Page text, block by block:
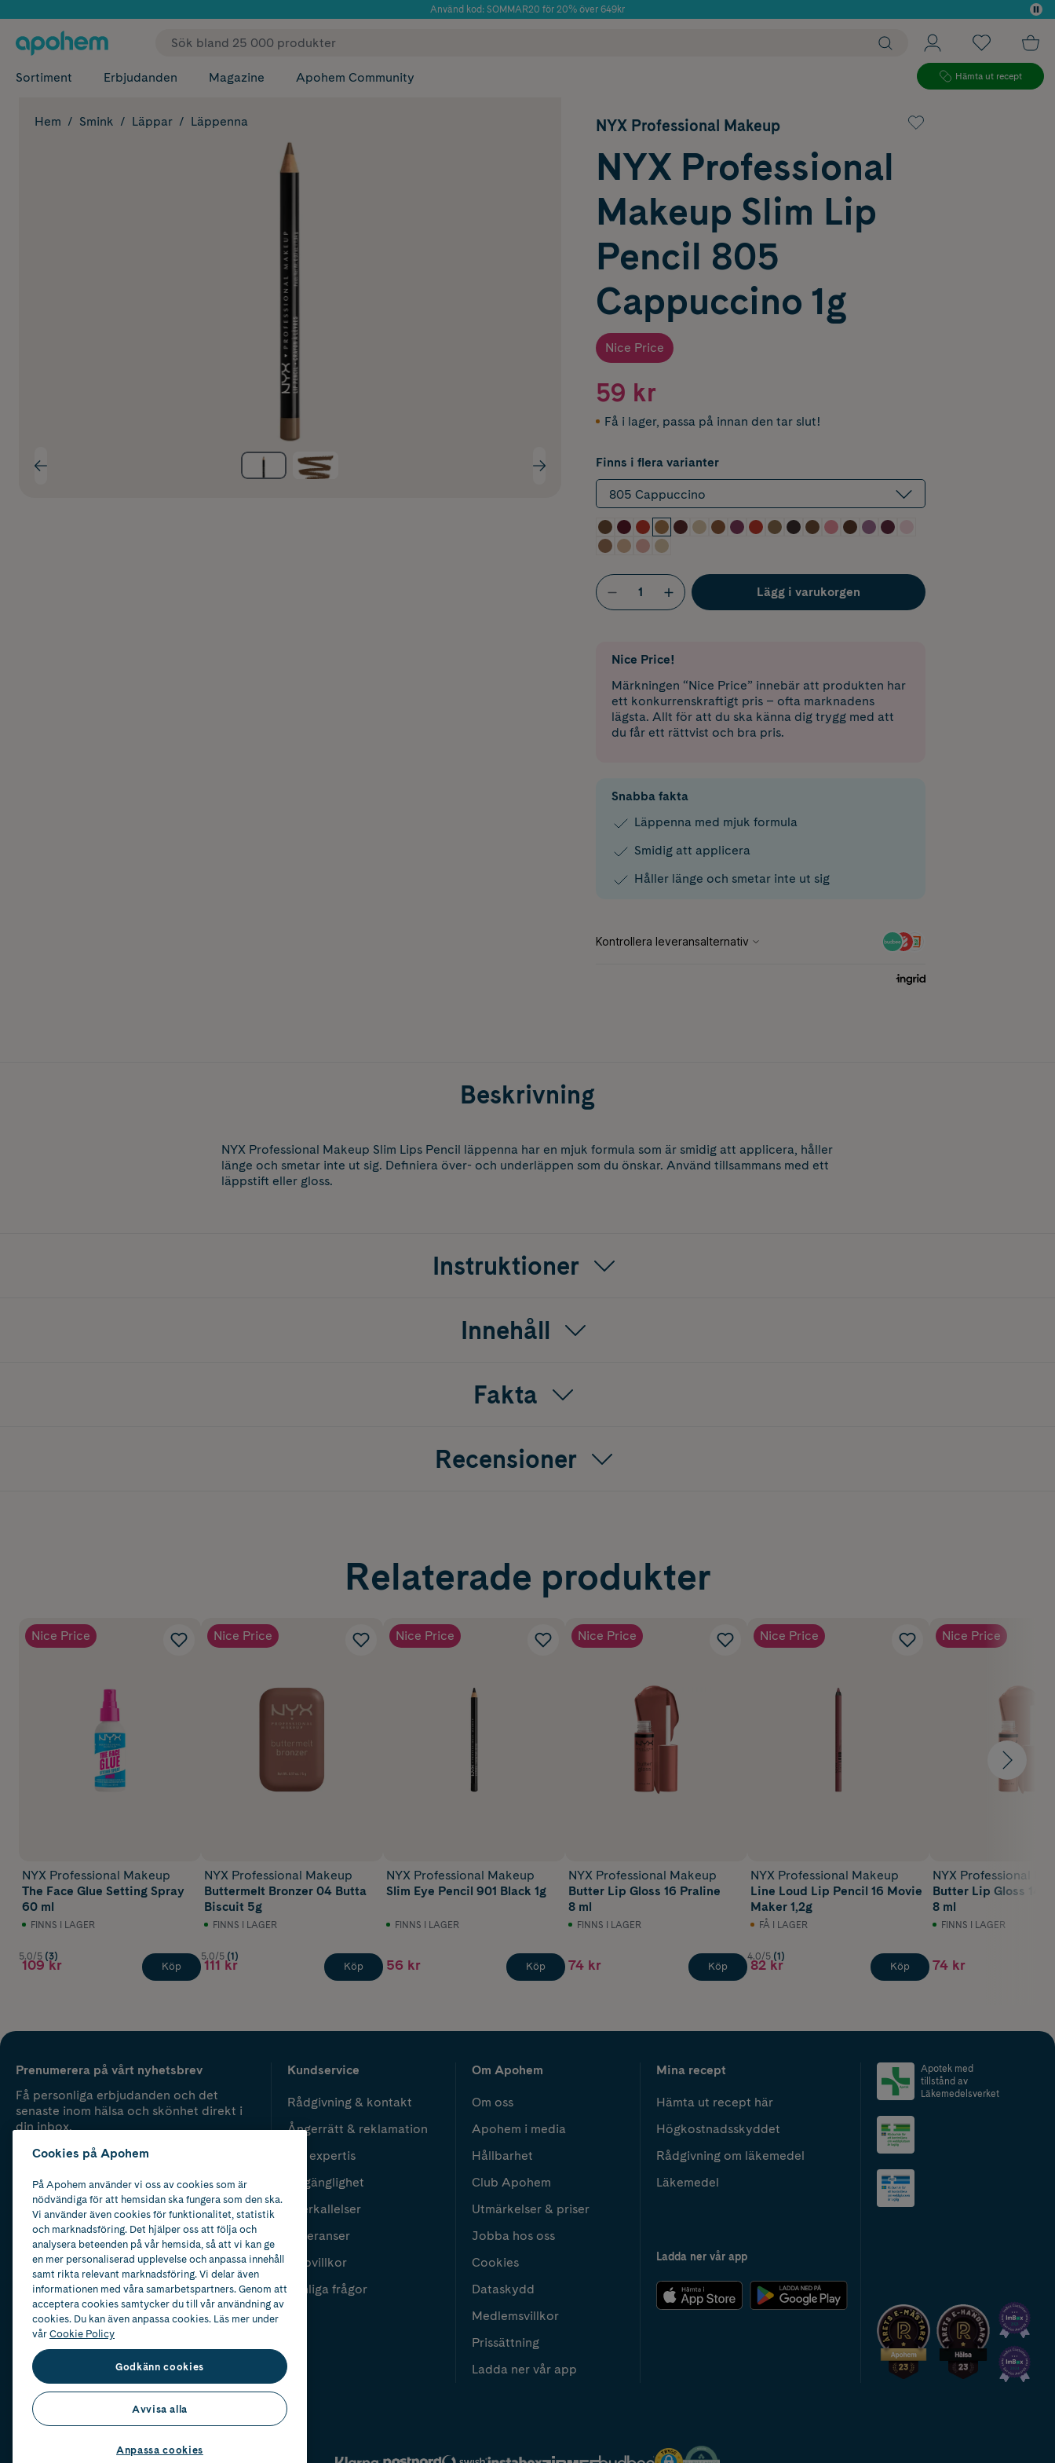
Använd kod: SOMMAR20 för 20% över 649kr
✓ Fri frakt
Sortiment Erbjudanden Magazine Apohem Community Hämta ut recept
Hem Smink Läppar Läppenna NYX Professional Makeup
NYX Professional
Makeup Slim Lip
Pencil 805
Cappuccino 1g
Nice Price
59 kr
Få i lager, passa på innan den tar slut!
Finns i flera varianter
805 Cappuccino
Lägg i varukorgen
Nice Price!
Märkningen “Nice Price” innebär att produkten har
ett konkurrenskraftigt pris – ofta marknadens
lägsta. Allt för att du ska känna dig trygg med att
du får ett rättvist och bra pris.
Snabba fakta
Läppenna med mjuk formula
Smidig att applicera
Håller länge och smetar inte ut sig
Beskrivning
NYX Professional Makeup Slim Lips Pencil läppenna har en mjuk formula som är smidig att applicera, håller
länge och smetar inte ut sig. Definiera över- och underläppen som du önskar. Använd tillsammans med ett
läppstift eller gloss.
Instruktioner
Innehåll
Fakta
Recensioner
Relaterade produkter
Nice Price
NYX Professional Makeup
The Face Glue Setting Spray
60 ml
FINNS I LAGER
5.0/5 (3)
109 kr Köp
Nice Price
NYX Professional Makeup
Buttermelt Bronzer 04 Butta
Biscuit 5g
FINNS I LAGER
5.0/5 (1)
111 kr Köp
Nice Price
NYX Professional Makeup
Slim Eye Pencil 901 Black 1g
FINNS I LAGER
56 kr Köp
Nice Price
NYX Professional Makeup
Butter Lip Gloss 16 Praline
8 ml
FINNS I LAGER
74 kr Köp
Nice Price
NYX Professional Makeup
Line Loud Lip Pencil 16 Movie
Maker 1,2g
FÅ I LAGER
4.0/5 (1)
82 kr Köp
Nice Price
NYX Professional
Butter Lip Gloss 14
8 ml
FINNS I LAGER
74 kr
Prenumerera på vårt nyhetsbrev
Få personliga erbjudanden och det
senaste inom hälsa och skönhet direkt i
din inbox.
Kundservice
Rådgivning & kontakt
Ångerrätt & reklamation
Vår expertis
Tillgänglighet
Återkallelser
Leveranser
Köpvillkor
Vanliga frågor
Om Apohem
Om oss
Apohem i media
Hållbarhet
Club Apohem
Utmärkelser & priser
Jobba hos oss
Cookies
Dataskydd
Medlemsvillkor
Prissättning
Ladda ner vår app
Mina recept
Hämta ut recept här
Högkostnadsskyddet
Rådgivning om läkemedel
Läkemedel
Ladda ner vår app
Apotek med
tillstånd av
Läkemedelsverket
2024
Cookies på Apohem
På Apohem använder vi oss av cookies som är
nödvändiga för att hemsidan ska fungera som den ska.
Vi använder även cookies för funktionalitet, statistik
och marknadsföring. Det hjälper oss att följa och
analysera beteenden på vår hemsida, så att vi kan ge
en mer personaliserad upplevelse och anpassa innehåll
samt rikta relevant marknadsföring. Vi delar även
informationen med våra samarbetspartners. Genom att
acceptera cookies samtycker du till vår användning av
cookies. Du kan även anpassa cookies. Läs mer under
vårCookie Policy
Godkänn cookies
Avvisa alla
Anpassa cookies